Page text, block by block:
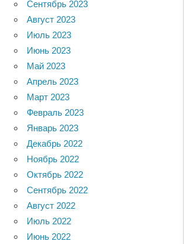
Сентябрь 2023
Август 2023
Июль 2023
Июнь 2023
Май 2023
Апрель 2023
Март 2023
Февраль 2023
Январь 2023
Декабрь 2022
Ноябрь 2022
Октябрь 2022
Сентябрь 2022
Август 2022
Июль 2022
Июнь 2022